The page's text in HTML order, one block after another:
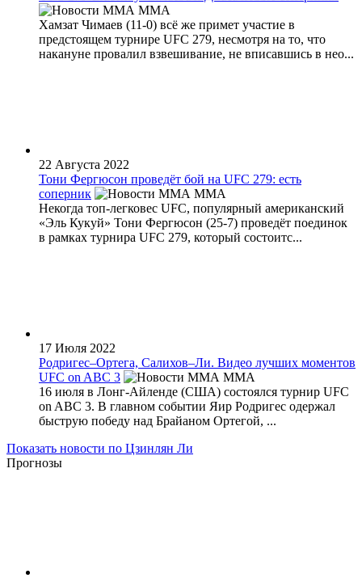
MMA
Хамзат Чимаев (11-0) всё же примет участие в
предстоящем турнире UFC 279, несмотря на то, что
накануне провалил взвешивание, не вписавшись в нео...
22 Августа 2022
Тони Фергюсон проведёт бой на UFC 279: есть
соперник
MMA
Некогда топ-легковес UFC, популярный американский
«Эль Кукуй» Тони Фергюсон (25-7) проведёт поединок
в рамках турнира UFC 279, который состоитс...
17 Июля 2022
Родригес–Ортега, Салихов–Ли. Видео лучших моментов
UFC on ABC 3
MMA
16 июля в Лонг-Айленде (США) состоялся турнир UFC
on ABC 3. В главном событии Яир Родригес одержал
быструю победу над Брайаном Ортегой, ...
Показать новости по Цзинлян Ли
Прогнозы